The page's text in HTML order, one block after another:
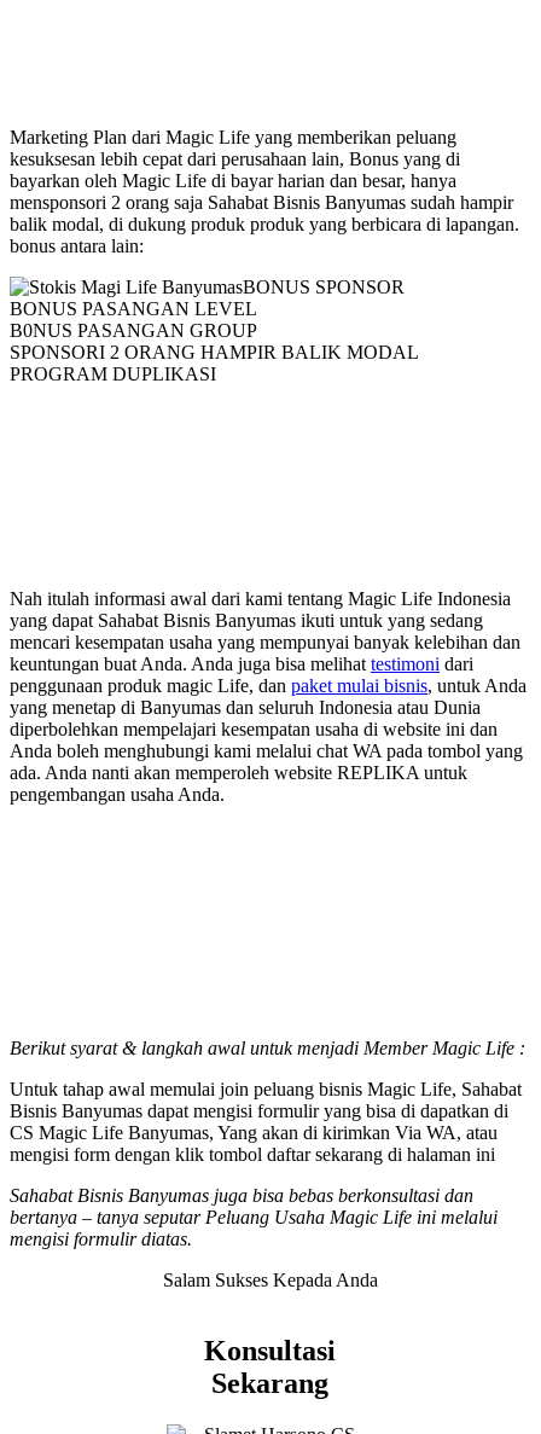
Marketing Plan dari Magic Life yang memberikan peluang
kesuksesan lebih cepat dari perusahaan lain, Bonus yang di
bayarkan oleh Magic Life di bayar harian dan besar, hanya
mensponsori 2 orang saja Sahabat Bisnis Banyumas sudah hampir
balik modal, di dukung produk produk yang berbicara di lapangan.
bonus antara lain:
BONUS SPONSOR
BONUS PASANGAN LEVEL
B0NUS PASANGAN GROUP
SPONSORI 2 ORANG HAMPIR BALIK MODAL
PROGRAM DUPLIKASI
Nah itulah informasi awal dari kami tentang Magic Life Indonesia
yang dapat Sahabat Bisnis Banyumas ikuti untuk yang sedang
mencari kesempatan usaha yang mempunyai banyak kelebihan dan
keuntungan buat Anda. Anda juga bisa melihat testimoni dari
penggunaan produk magic Life, dan paket mulai bisnis, untuk Anda
yang menetap di Banyumas dan seluruh Indonesia atau Dunia
diperbolehkan mempelajari kesempatan usaha di website ini dan
Anda boleh menghubungi kami melalui chat WA pada tombol yang
ada. Anda nanti akan memperoleh website REPLIKA untuk
pengembangan usaha Anda.
Berikut syarat & langkah awal untuk menjadi Member Magic Life :
Untuk tahap awal memulai join peluang bisnis Magic Life, Sahabat
Bisnis Banyumas dapat mengisi formulir yang bisa di dapatkan di
CS Magic Life Banyumas, Yang akan di kirimkan Via WA, atau
mengisi form dengan klik tombol daftar sekarang di halaman ini
Sahabat Bisnis Banyumas juga bisa bebas berkonsultasi dan
bertanya – tanya seputar Peluang Usaha Magic Life ini melalui
mengisi formulir diatas.
Salam Sukses Kepada Anda
Konsultasi
Sekarang